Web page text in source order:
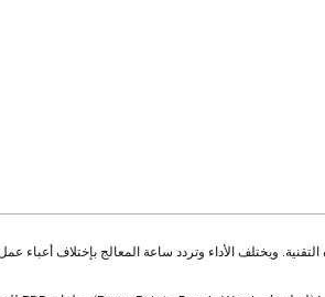
ويختلف الأداء وتردد ساعة المعالج بإختلاف أعباء